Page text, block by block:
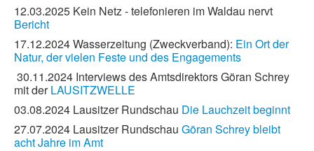
12.03.2025 Kein Netz - telefonieren im Waldau nervt
Bericht
17.12.2024 Wasserzeitung (Zweckverband): Ein Ort der
Natur, der vielen Feste und des Engagements
30.11.2024 Interviews des Amtsdirektors Göran Schrey
mit derLAUSITZWELLE
03.08.2024 Lausitzer Rundschau Die Lauchzeit beginnt
27.07.2024 Lausitzer Rundschau Göran Schrey bleibt
acht Jahre im Amt